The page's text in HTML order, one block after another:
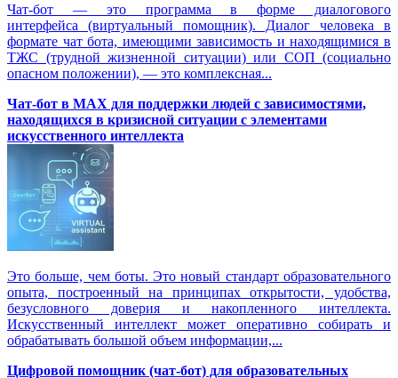
Чат-бот — это программа в форме диалогового
интерфейса (виртуальный помощник). Диалог человека в
формате чат бота, имеющими зависимость и находящимися в
ТЖС (трудной жизненной ситуации) или СОП (социально
опасном положении), — это комплексная...
Чат-бот в MAX для поддержки людей с зависимостями,
находящихся в кризисной ситуации с элементами
искусственного интеллекта
Это больше, чем боты. Это новый стандарт образовательного
опыта, построенный на принципах открытости, удобства,
безусловного доверия и накопленного интеллекта.
Искусственный интеллект может оперативно собирать и
обрабатывать большой объем информации,...
Цифровой помощник (чат-бот) для образовательных